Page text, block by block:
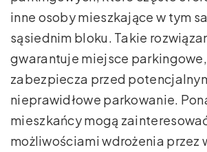
inne osoby mieszkające w tym
sąsiednim bloku. Takie
gwarantuje miejsce
zabezpiecza przed
nieprawidłowe parkowanie.
mieszkańcy mogą
możliwościami wdrożenia przez